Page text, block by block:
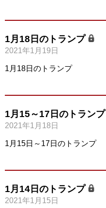
1月18日のトランプ
2021年1月19日
1月18日のトランプ
1月15～17日のトランプ
2021年1月18日
1月15日～17日のトランプ
1月14日のトランプ
2021年1月15日